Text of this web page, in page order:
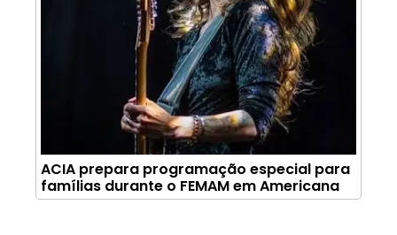
ACIA prepara programação especial para
famílias durante o FEMAM em Americana